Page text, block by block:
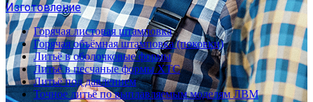
Изготовление
Горячая листовая штамповка
Горячая объёмная штамповка (поковки)
Литьё в оболочковые формы
Литьё в песчаные формы ХТС
Литьё под давлением
Точное литьё по выплавляемым моделям ЛВМ